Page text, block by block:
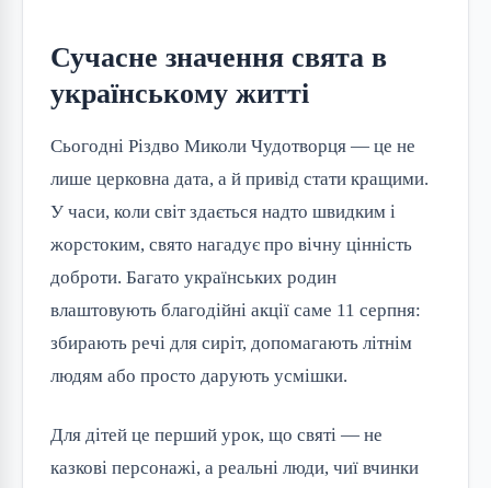
Сучасне значення свята в
українському житті
Сьогодні Різдво Миколи Чудотворця — це не
лише церковна дата, а й привід стати кращими.
У часи, коли світ здається надто швидким і
жорстоким, свято нагадує про вічну цінність
доброти. Багато українських родин
влаштовують благодійні акції саме 11 серпня:
збирають речі для сиріт, допомагають літнім
людям або просто дарують усмішки.
Для дітей це перший урок, що святі — не
казкові персонажі, а реальні люди, чиї вчинки